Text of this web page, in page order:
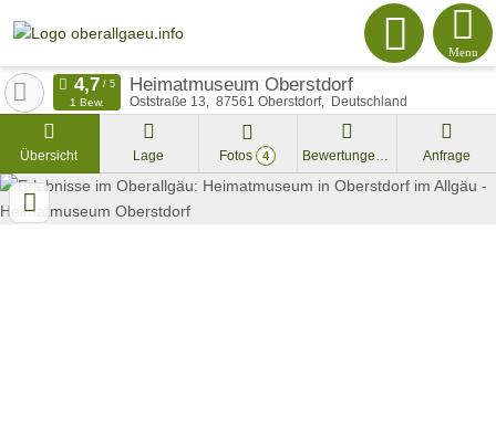
Menu
Heimatmuseum Oberstdorf
Oststraße 13 87561 Oberstdorf Deutschland
1 Bew.
Übersicht Lage Fotos 4 Bewertungen Anfrage